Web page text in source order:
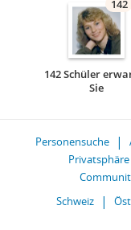
142
142 Schüler
Sie
Personensuche
Privatsphäre
Schweiz